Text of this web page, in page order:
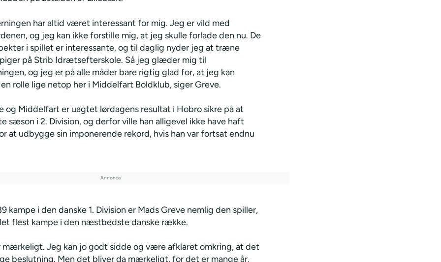
har altid været interessant for mig. Jeg er vild med
og jeg kan ikke forstille mig, at jeg skulle forlade den nu. De
i spillet er interessante, og til daglig nyder jeg at træne
på Strib Idrætsefterskole. Så jeg glæder mig til
og jeg er på alle måder bare rigtig glad for, at jeg kan
rolle lige netop her i Middelfart Boldklub, siger Greve.
og Middelfart er uagtet lørdagens resultat i Hobro sikre på at
sæson i 2. Division, og derfor ville han alligevel ikke have haft
at udbygge sin imponerende rekord, hvis han var fortsat endnu
kampe i den danske 1. Division er Mads Greve nemlig den spiller,
flest kampe i den næstbedste danske række.
mærkeligt. Jeg kan jo godt sidde og være afklaret omkring, at det
beslutning. Men det bliver da mærkeligt, for det er mange år,